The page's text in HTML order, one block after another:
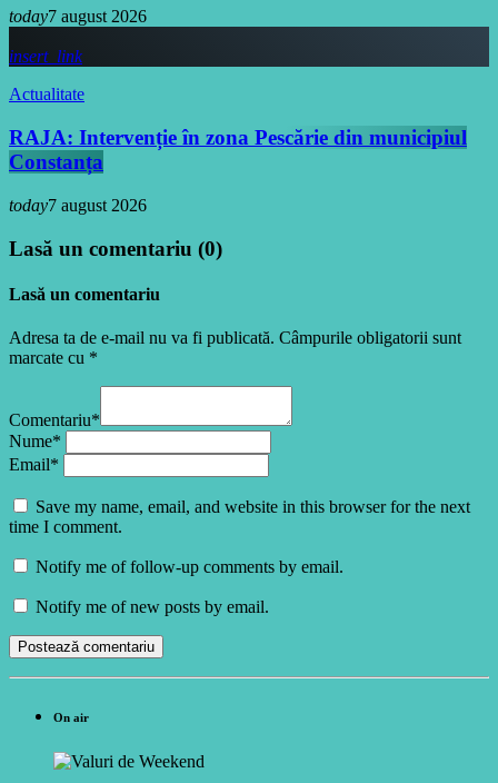
today7 august 2026
insert_link
Actualitate
RAJA: Intervenție în zona Pescărie din municipiul
Constanța
today7 august 2026
Lasă un comentariu (0)
Lasă un comentariu
Adresa ta de e-mail nu va fi publicată. Câmpurile obligatorii sunt
marcate cu *
Comentariu*
Nume*
Email*
Save my name, email, and website in this browser for the next
time I comment.
Notify me of follow-up comments by email.
Notify me of new posts by email.
On air